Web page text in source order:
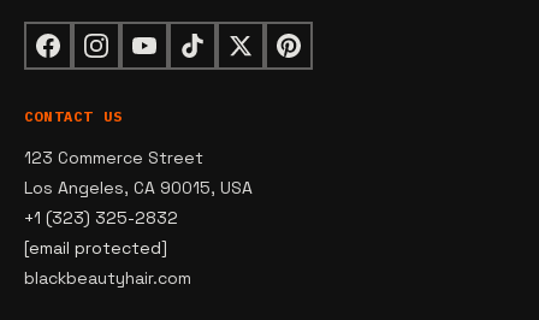
CONTACT US
123 Commerce Street
Los Angeles, CA 90015, USA
+1 (323) 325-2832
[email protected]
blackbeautyhair.com